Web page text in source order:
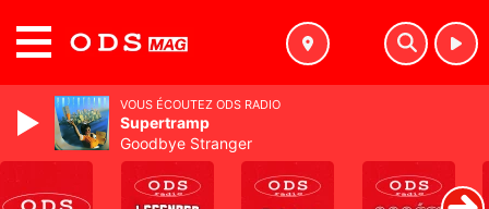
VOUS ÉCOUTEZ ODS RADIO
Supertramp
Goodbye Stranger